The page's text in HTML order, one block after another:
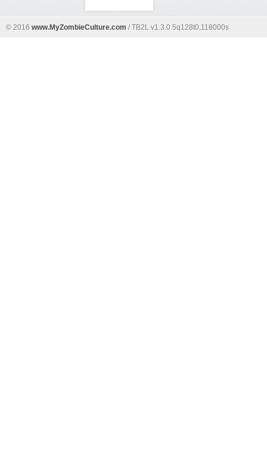
© 2016 www.MyZombieCulture.com / TB2L v1.3.0 5q128t0,118000s